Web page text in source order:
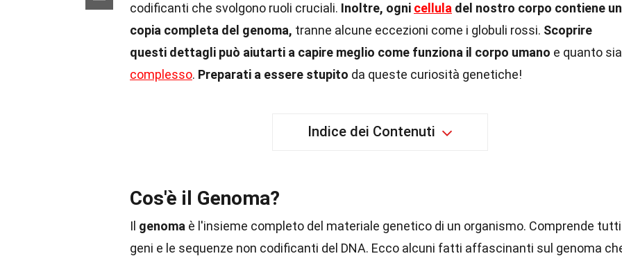
codificanti che svolgono ruoli cruciali. Inoltre, ogni cellula del nostro corpo contiene
copia completa del genoma, tranne alcune eccezioni come i globuli rossi. Scoprire
questi dettagli può aiutarti a capire meglio come funziona il corpo umano e quanto sia
complesso. Preparati a essere stupito da queste curiosità genetiche!
Indice dei Contenuti
Cos'è il Genoma?
Il genoma è l'insieme completo del materiale genetico di un organismo. Comprende
geni e le sequenze non codificanti del DNA. Ecco alcuni fatti affascinanti sul genoma